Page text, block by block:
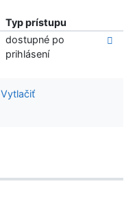
Typ prístupu
dostupné po
prihlásení
Vytlačiť